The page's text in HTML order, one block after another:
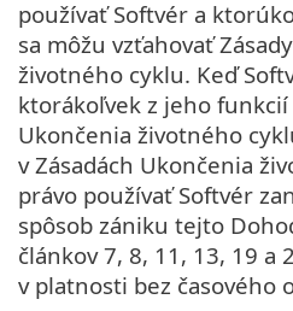
používať Softvér a
sa môžu vzťahovať
životného cyklu. Keď
ktorákoľvek z jeho
Ukončenia životného
v Zásadách Ukončenia
právo používať Softvér
spôsob zániku tejto
článkov 7, 8, 11, 13, 19 a
v platnosti bez časového